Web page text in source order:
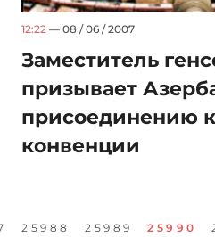
12:22 — 08 / 06 / 2007
Заместитель
призывает
присоединению
конвенции
25988 25989 25990